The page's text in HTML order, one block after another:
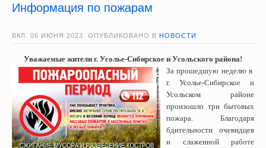
Информация по пожарам
ВКЛ. 06 ИЮНЯ 2023 . ОПУБЛИКОВАНО В НОВОСТИ
Уважаемые жители г. Усолье-Сибирское и Усольского района!
За прошедшую неделю в
г. Усолье-Сибирское и
Усольском районе
произошло три бытовых
пожара. Благодаря
бдительности очевидцев
и слаженной работе